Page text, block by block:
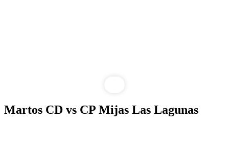
Martos CD vs CP Mijas Las Lagunas